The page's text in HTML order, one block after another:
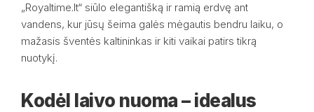
„Royaltime.lt“ siūlo elegantišką ir ramią erdvę ant
vandens, kur jūsų šeima galės mėgautis bendru laiku, o
mažasis šventės kaltininkas ir kiti vaikai patirs tikrą
nuotykį.
Kodėl laivo nuoma – idealus